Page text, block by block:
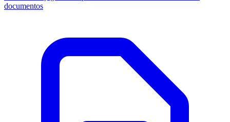
documentos